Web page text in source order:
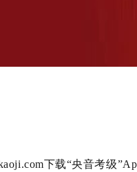
下载“央音考级